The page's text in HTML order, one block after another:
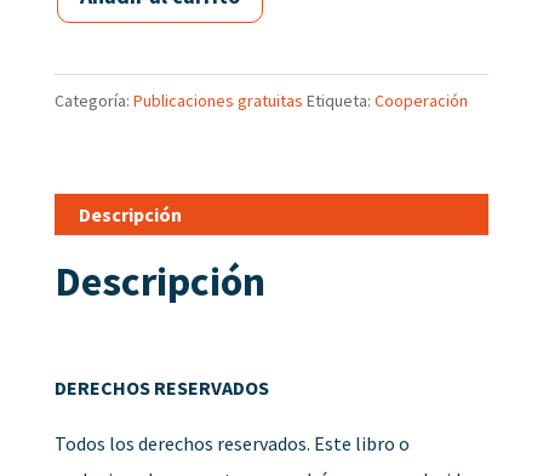
Categoría: Publicaciones gratuitas Etiqueta: Cooperación
Descripción
Descripción
DERECHOS RESERVADOS
Todos los derechos reservados. Este libro o